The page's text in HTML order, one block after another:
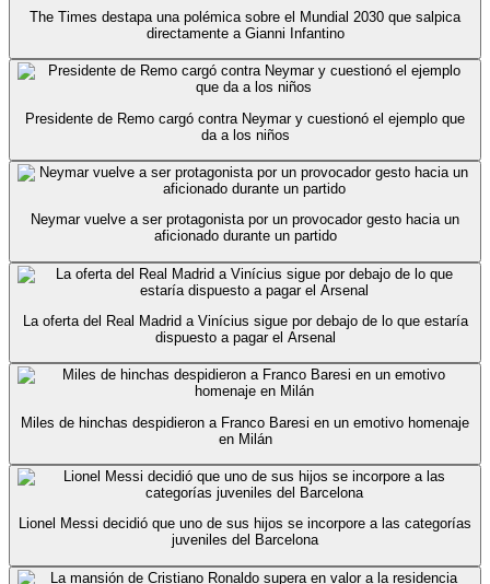
The Times destapa una polémica sobre el Mundial 2030 que salpica
directamente a Gianni Infantino
Presidente de Remo cargó contra Neymar y cuestionó el ejemplo que
da a los niños
Neymar vuelve a ser protagonista por un provocador gesto hacia un
aficionado durante un partido
La oferta del Real Madrid a Vinícius sigue por debajo de lo que estaría
dispuesto a pagar el Arsenal
Miles de hinchas despidieron a Franco Baresi en un emotivo homenaje
en Milán
Lionel Messi decidió que uno de sus hijos se incorpore a las categorías
juveniles del Barcelona